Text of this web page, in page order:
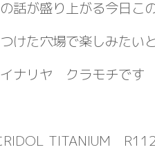
話が盛り上がる今日こ
けた穴場で楽しみたい
ナリヤ クラモチです
TITANIUM